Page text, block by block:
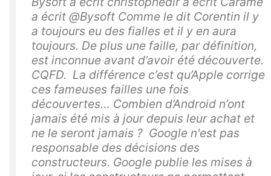
a écrit @Bysoft Comme le dit Corentin il y
a toujours eu des fialles et il y en aura
toujours. De plus une faille, par définition,
est inconnue avant d’avoir été découverte.
CQFD. La différence c’est qu’Apple corrige
ces fameuses failles une fois
découvertes… Combien d’Android n’ont
jamais été mis à jour depuis leur achat et
ne le seront jamais ? Google n'est pas
responsable des décisions des
constructeurs. Google publie les mises à